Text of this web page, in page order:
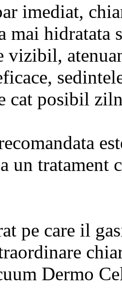
imediat,
mai hidratata
vizibil,
cat posibil
un tratament
pe care il
Dermo